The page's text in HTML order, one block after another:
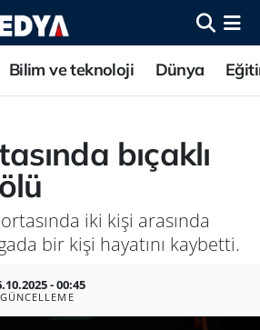
Bilim ve teknoloji Dünya
bıçaklı
iki kişi arasında
bir kişi hayatını kaybetti.
- 00:45
GÜNCELLEME